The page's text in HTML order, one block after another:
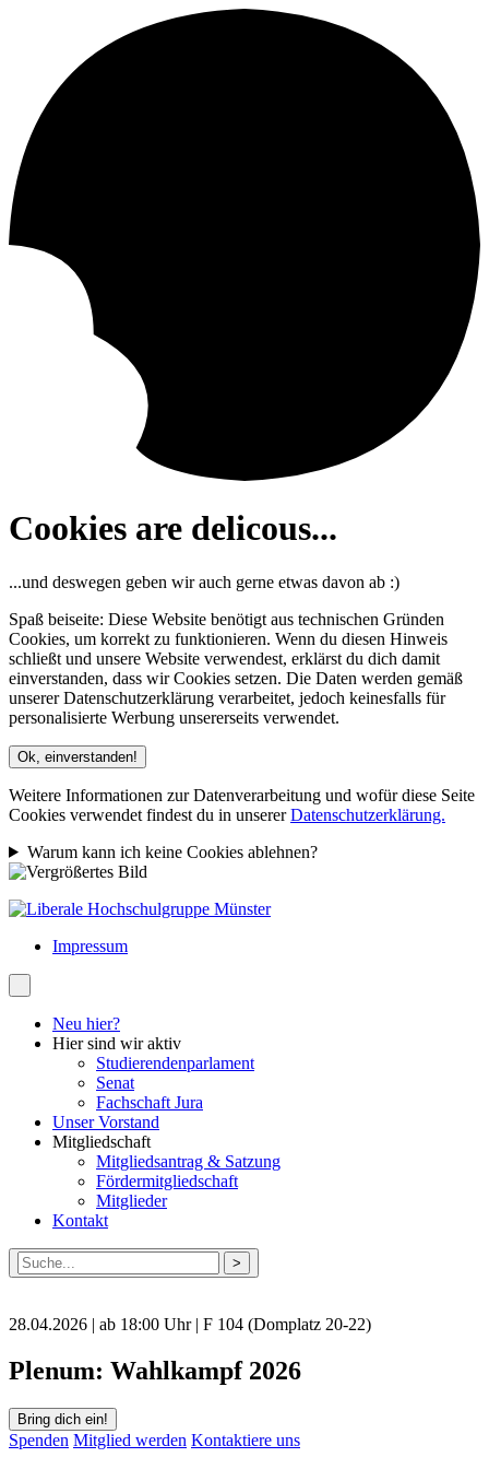
Cookies are delicous...
...und deswegen geben wir auch gerne etwas davon ab :)
Spaß beiseite: Diese Website benötigt aus technischen Gründen
Cookies, um korrekt zu funktionieren. Wenn du diesen Hinweis
schließt und unsere Website verwendest, erklärst du dich damit
einverstanden, dass wir Cookies setzen. Die Daten werden gemäß
unserer Datenschutzerklärung verarbeitet, jedoch keinesfalls für
personalisierte Werbung unsererseits verwendet.
Ok, einverstanden!
Weitere Informationen zur Datenverarbeitung und wofür diese Seite
Cookies verwendet findest du in unsererDatenschutzerklärung.
Warum kann ich keine Cookies ablehnen?
Impressum
Neu hier?
Hier sind wir aktiv
Studierendenparlament
Senat
Fachschaft Jura
Unser Vorstand
Mitgliedschaft
Mitgliedsantrag & Satzung
Fördermitgliedschaft
Mitglieder
Kontakt
Suche
nach:
28.04.2026 | ab 18:00 Uhr | F 104 (Domplatz 20-22)
Plenum: Wahlkampf 2026
Bring dich ein!
Spenden Mitglied werden Kontaktiere uns